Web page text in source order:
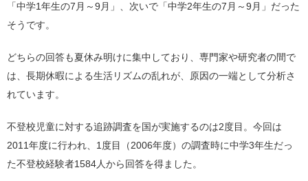
「中学1年生の7月～9月」、次いで「中学2年生の7月～9月」だった
そうです。
どちらの回答も夏休み明けに集中しており、専門家や研究者の間で
は、長期休暇による生活リズムの乱れが、原因の一端として分析さ
れています。
不登校児童に対する追跡調査を国が実施するのは2度目。今回は
2011年度に行われ、1度目（2006年度）の調査時に中学3年生だっ
た不登校経験者1584人から回答を得ました。